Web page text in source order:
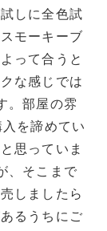
しに全色試
モーキーブ
って合うと
な感じでは
。部屋の雰
を諦めてい
思っていま
、そこまで
しましたら
るうちにご